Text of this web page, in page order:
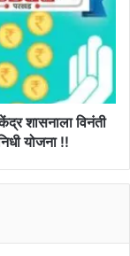
शासनाला विनंती
योजना !!